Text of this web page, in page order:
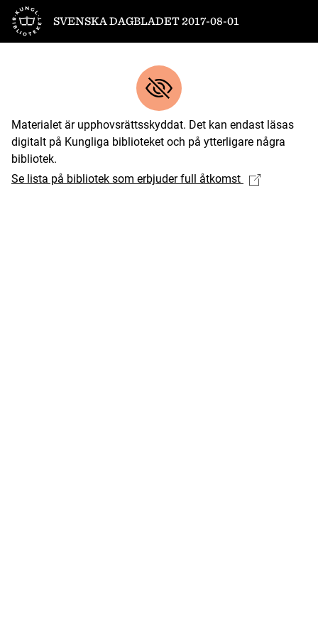
Till startsidan
SVENSKA DAGBLADET 2017-08-01
Materialet är upphovsrättsskyddat. Det kan endast läsas
digitalt på Kungliga biblioteket och på ytterligare några
bibliotek.
Se lista på bibliotek som erbjuder full åtkomst